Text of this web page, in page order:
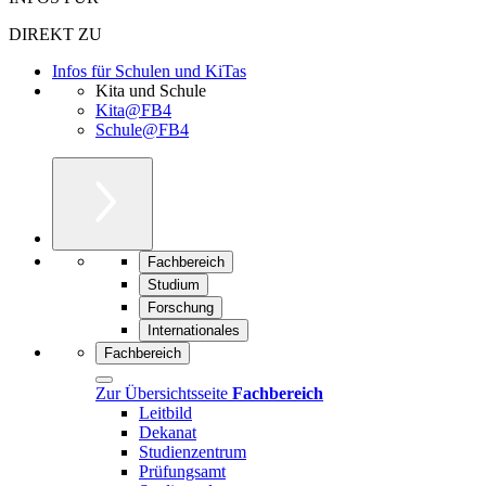
DIREKT ZU
Infos für Schulen und KiTas
Kita und Schule
Kita@FB4
Schule@FB4
Fachbereich
Studium
Forschung
Internationales
Fachbereich
Zur Übersichtsseite Fachbereich
Leitbild
Dekanat
Studienzentrum
Prüfungsamt